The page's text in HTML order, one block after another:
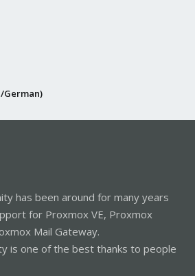
German)
has been around for many years
for Proxmox VE, Proxmox
Mail Gateway.
is one of the best thanks to people